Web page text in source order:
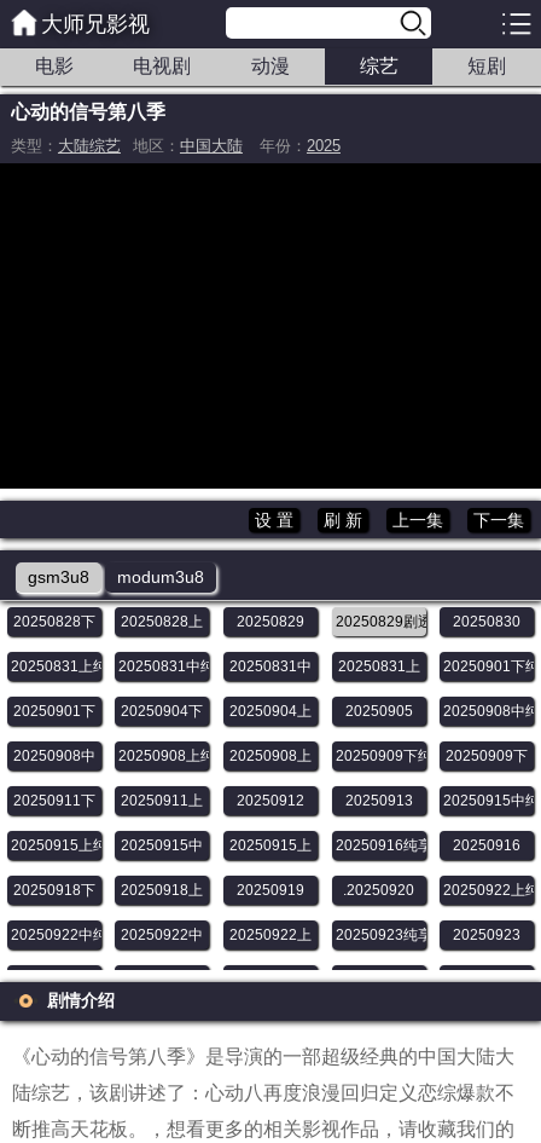
大师兄影视
电影 电视剧 动漫 综艺 短剧
心动的信号第八季
类型： 大陆综艺 地区： 中国大陆 年份： 2025
设 置 刷 新 上一集 下一集
gsm3u8 modum3u8
20250815 20250816 20250818上纯享20250818中纯享20250818中
20250819 20250821 20250823
20250825中 20250825上纯享
20250828下 20250828上 20250829 20250829剧透篇 20250830
20250831上纯享20250831中纯享20250831中 20250831上 20250901下
20250901下 20250904下 20250904上 20250905 20250908中
20250908中 20250908上纯享20250908上 20250909下纯享20250909下
20250911下 20250911上 20250912 20250913 20250915中
20250915上纯享20250915中 20250915上 20250916纯享 20250916
20250918下 20250918上 20250919 .20250920 20250922上
20250922中纯享20250922中 20250922上 20250923纯享 20250923
20250925下 20250925上 20250926 20250927 20250929中
20250929中 20250929上纯享20250929上 20250930纯享 20250930
20251002 20251003 20251004 20251006 20251007
剧情介绍
《心动的信号第八季》是导演的一部超级经典的中国大陆大
陆综艺，该剧讲述了：心动八再度浪漫回归定义恋综爆款不
断推高天花板。
，想看更多的相关影视作品，请收藏我们的